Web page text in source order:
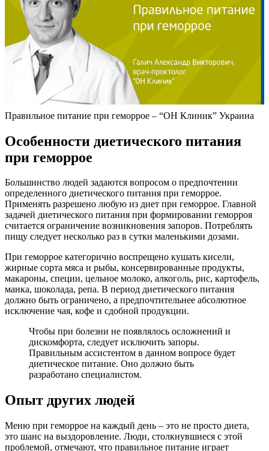
Правильное питание при геморрое – “ОН Клиник” Украина
Особенности диетического питания
при геморрое
Большинство людей задаются вопросом о предпочтении
определенного диетического питания при геморрое.
Применять разрешено любую из диет при геморрое. Главной
задачей диетического питания при формировании геморроя
считается ограничение возникновения запоров. Потреблять
пищу следует несколько раз в сутки маленькими дозами.
При геморрое категорично воспрещено кушать кисели,
жирные сорта мяса и рыбы, консервированные продукты,
макароны, специи, цельное молоко, алкоголь, рис, картофель,
манка, шоколада, репа. В период диетического питания
должно быть ограничено, а предпочтительнее абсолютное
исключение чая, кофе и сдобной продукции.
Чтобы при болезни не появлялось осложнений и
дискомфорта, следует исключить запоры.
Правильным ассистентом в данном вопросе будет
диетическое питание. Оно должно быть
разработано специалистом.
Опыт других людей
Меню при геморрое на каждый день – это не просто диета,
это шанс на выздоровление. Люди, столкнувшиеся с этой
проблемой, отмечают, что правильное питание играет